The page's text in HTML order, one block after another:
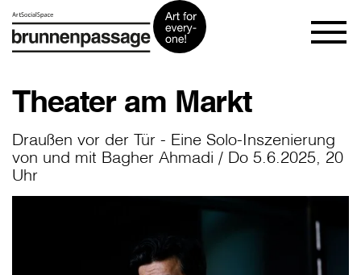
Theater am Markt
Draußen vor der Tür - Eine Solo-Inszenierung
von und mit Bagher Ahmadi / Do 5.6.2025, 20
Uhr